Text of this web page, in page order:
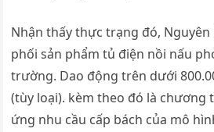
Nhận thấy thực trạng đó, Nguyên
phối sản phẩm tủ điện nồi nấu
trường. Dao động trên dưới
(tùy loại). kèm theo đó là chương
ứng nhu cầu cấp bách của mô